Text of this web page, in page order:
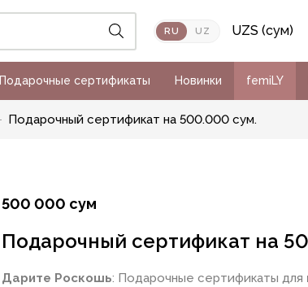
RU UZ UZS (сум)
Подарочные сертификаты Новинки femiLY
Подарочный сертификат на 500.000 сум.
500 000 сум
Подарочный сертификат на
Дарите Роскошь: Подарочные сертификаты для